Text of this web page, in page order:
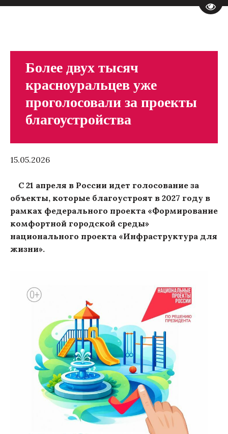
Более двух тысяч
красноуральцев уже
проголосовали за проекты
благоустройства
15.05.2026
С 21 апреля в России идет голосование за
объекты, которые благоустроят в 2027 году в
рамках федерального проекта «Формирование
комфортной городской среды»
национального проекта «Инфраструктура для
жизни».